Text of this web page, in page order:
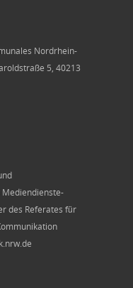
Nordrhein-
5, 40213
des Referates für